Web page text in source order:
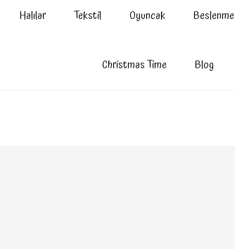
Halılar Tekstil Oyuncak Beslenme
Christmas Time Blog